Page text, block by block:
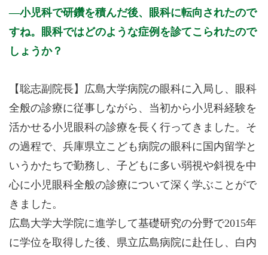
小児科で研鑽を積んだ後、眼科に転向されたので
すね。眼科ではどのような症例を診てこられたので
しょうか？
【聡志副院長】広島大学病院の眼科に入局し、眼科
全般の診療に従事しながら、当初から小児科経験を
活かせる小児眼科の診療を長く行ってきました。そ
の過程で、兵庫県立こども病院の眼科に国内留学と
いうかたちで勤務し、子どもに多い弱視や斜視を中
心に小児眼科全般の診療について深く学ぶことがで
きました。
広島大学大学院に進学して基礎研究の分野で2015年
に学位を取得した後、県立広島病院に赴任し、白内